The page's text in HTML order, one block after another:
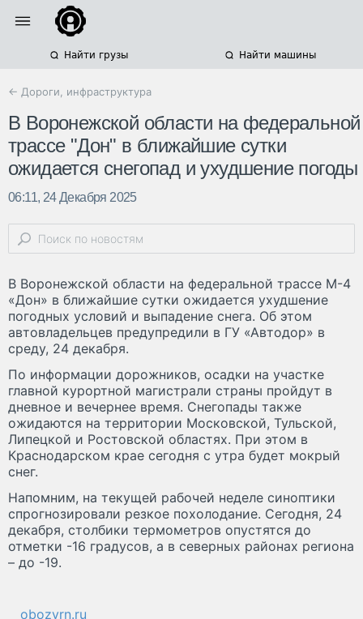
Найти грузы Найти машины
← Дороги, инфраструктура
В Воронежской области на федеральной
трассе "Дон" в ближайшие сутки
ожидается снегопад и ухудшение погоды
06:11, 24 Декабря 2025
В Воронежской области на федеральной трассе М-4
«Дон» в ближайшие сутки ожидается ухудшение
погодных условий и выпадение снега. Об этом
автовладельцев предупредили в ГУ «Автодор» в
среду, 24 декабря.
По информации дорожников, осадки на участке
главной курортной магистрали страны пройдут в
дневное и вечернее время. Снегопады также
ожидаются на территории Московской, Тульской,
Липецкой и Ростовской областях. При этом в
Краснодарском крае сегодня с утра будет мокрый
снег.
Напомним, на текущей рабочей неделе синоптики
спрогнозировали резкое похолодание. Сегодня, 24
декабря, столбики термометров опустятся до
отметки -16 градусов, а в северных районах региона
– до -19.
obozvrn.ru